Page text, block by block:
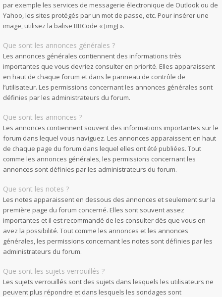
par exemple les services de messagerie électronique de Outlook ou de
Yahoo, les sites protégés par un mot de passe, etc. Pour insérer une
image, utilisez la balise BBCode « [img] ».
Que sont les annonces générales ?
Les annonces générales contiennent des informations très
importantes que vous devriez consulter en priorité. Elles apparaissent
en haut de chaque forum et dans le panneau de contrôle de
l’utilisateur. Les permissions concernant les annonces générales sont
définies par les administrateurs du forum.
Que sont les annonces ?
Les annonces contiennent souvent des informations importantes sur le
forum dans lequel vous naviguez. Les annonces apparaissent en haut
de chaque page du forum dans lequel elles ont été publiées. Tout
comme les annonces générales, les permissions concernant les
annonces sont définies par les administrateurs du forum.
Que sont les notes ?
Les notes apparaissent en dessous des annonces et seulement sur la
première page du forum concerné. Elles sont souvent assez
importantes et il est recommandé de les consulter dès que vous en
avez la possibilité. Tout comme les annonces et les annonces
générales, les permissions concernant les notes sont définies par les
administrateurs du forum.
Que sont les sujets verrouillés ?
Les sujets verrouillés sont des sujets dans lesquels les utilisateurs ne
peuvent plus répondre et dans lesquels les sondages sont